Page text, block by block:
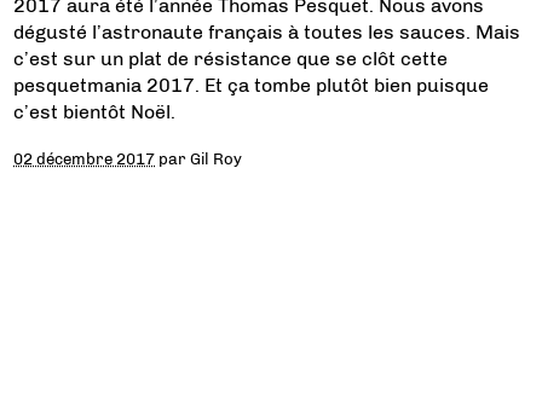
2017 aura été l’année Thomas Pesquet. Nous avons
dégusté l’astronaute français à toutes les sauces. Mais
c’est sur un plat de résistance que se clôt cette
pesquetmania 2017. Et ça tombe plutôt bien puisque
c’est bientôt Noël.
02 décembre 2017 parGil Roy